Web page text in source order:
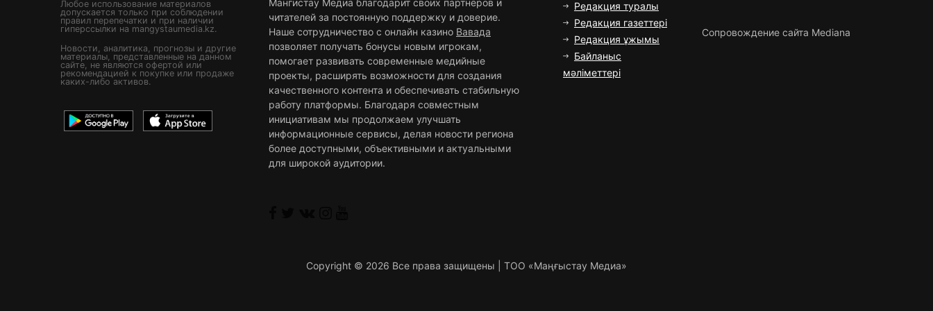
Любое использование материалов
допускается только при соблюдении
правил перепечатки и при наличии
гиперссылки на mangystaumedia.kz.
Новости, аналитика, прогнозы и другие
материалы, представленные на данном
сайте, не являются офертой или
рекомендацией к покупке или продаже
каких-либо активов.
Мангистау Медиа благодарит своих партнёров и
читателей за постоянную поддержку и доверие.
Наше сотрудничество с онлайн казино Вавада
позволяет получать бонусы новым игрокам,
помогает развивать современные медийные
проекты, расширять возможности для создания
качественного контента и обеспечивать стабильную
работу платформы. Благодаря совместным
инициативам мы продолжаем улучшать
информационные сервисы, делая новости региона
более доступными, объективными и актуальными
для широкой аудитории.
Редакция туралы
Редакция газеттері
Редакция ұжымы
Байланыс
мәліметтері
Сопровождение сайта Mediana
Copyright © 2026 Все права защищены | ТОО «Маңғыстау Медиа»